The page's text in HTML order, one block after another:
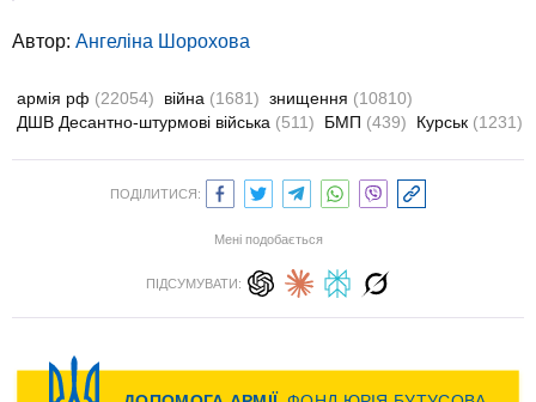
Автор: Ангеліна Шорохова
армія рф (22054) війна (1681) знищення (10810)
ДШВ Десантно-штурмові війська (511) БМП (439) Курськ (1231)
ПОДІЛИТИСЯ:
Мені подобається
ПІДСУМУВАТИ: